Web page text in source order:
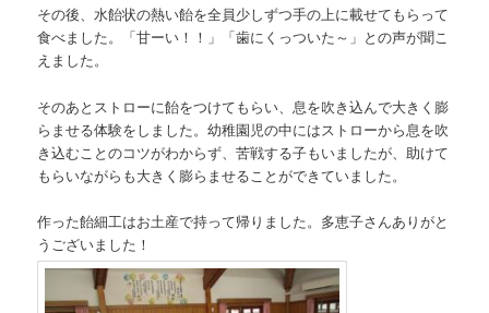
その後、水飴状の熱い飴を全員少しずつ手の上に載せてもらって
食べました。「甘ーい！！」「歯にくっついた～」との声が聞こ
えました。
そのあとストローに飴をつけてもらい、息を吹き込んで大きく膨
らませる体験をしました。幼稚園児の中にはストローから息を吹
き込むことのコツがわからず、苦戦する子もいましたが、助けて
もらいながらも大きく膨らませることができていました。
作った飴細工はお土産で持って帰りました。多恵子さんありがと
うございました！